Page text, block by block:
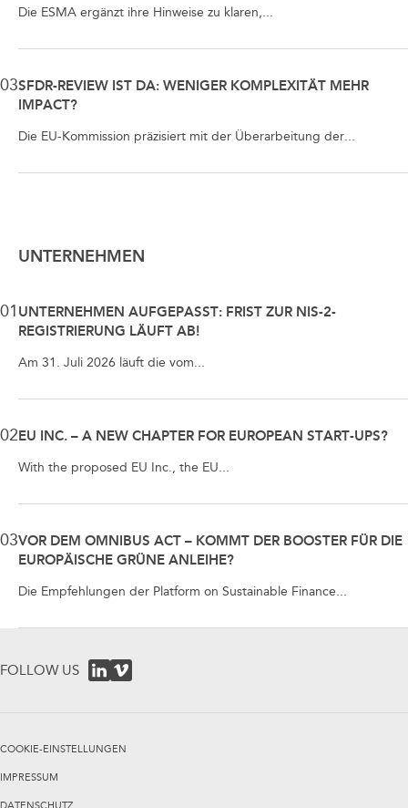
Die ESMA ergänzt ihre Hinweise zu klaren,...
03SFDR-REVIEW IST DA: WENIGER KOMPLEXITÄT MEHR
IMPACT?
Die EU-Kommission präzisiert mit der Überarbeitung der...
UNTERNEHMEN
01 UNTERNEHMEN AUFGEPASST: FRIST ZUR NIS-2-
REGISTRIERUNG LÄUFT AB!
Am 31. Juli 2026 läuft die vom...
02 EU INC. – A NEW CHAPTER FOR EUROPEAN START-UPS?
With the proposed EU Inc., the EU...
03VOR DEM OMNIBUS ACT – KOMMT DER BOOSTER FÜR DIE
EUROPÄISCHE GRÜNE ANLEIHE?
Die Empfehlungen der Platform on Sustainable Finance...
FOLLOW US
COOKIE-EINSTELLUNGEN
IMPRESSUM